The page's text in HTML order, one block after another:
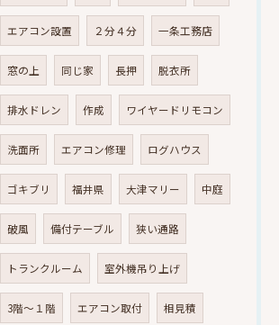
エアコン設置 ２分４分 一条工務店
窓の上 同じ家 長押 脱衣所
排水ドレン 作成 ワイヤードリモコン
洗面所 エアコン修理 ログハウス
ゴキブリ 福井県 大津マリー 中庭
破風 備付テーブル 狭い通路
トランクルーム 室外機吊り上げ
3階～１階 エアコン取付 相見積